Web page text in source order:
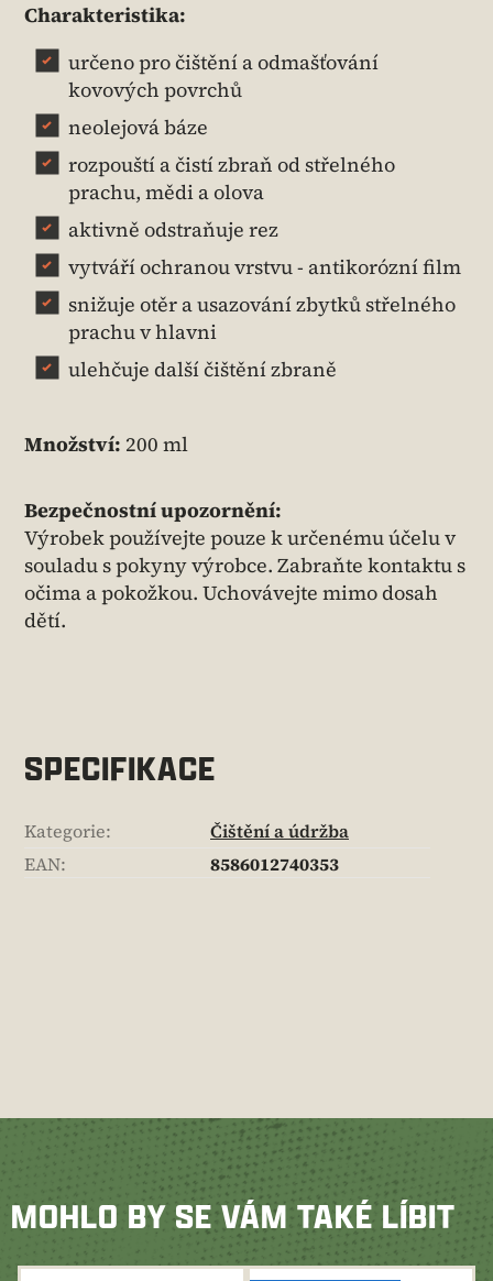
Charakteristika:
určeno pro čištění a odmašťování
kovových povrchů
neolejová báze
rozpouští a čistí zbraň od střelného
prachu, mědi a olova
aktivně odstraňuje rez
vytváří ochranou vrstvu - antikorózní film
snižuje otěr a usazování zbytků střelného
prachu v hlavni
ulehčuje další čištění zbraně
Množství: 200 ml
Bezpečnostní upozornění:
Výrobek používejte pouze k určenému účelu v
souladu s pokyny výrobce. Zabraňte kontaktu s
očima a pokožkou. Uchovávejte mimo dosah
dětí.
SPECIFIKACE
Kategorie:
Čištění a údržba
EAN: 8586012740353
MOHLO BY SE VÁM TAKÉ LÍBIT